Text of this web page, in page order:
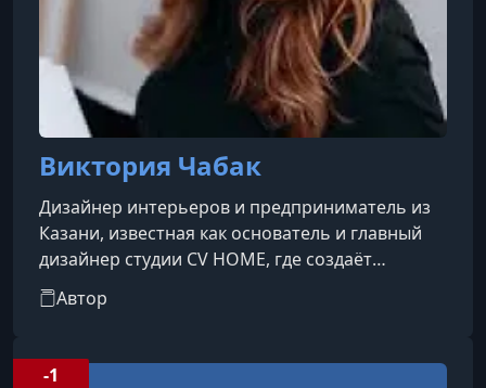
Виктория Чабак
Дизайнер интерьеров и предприниматель из
Казани, известная как основатель и главный
дизайнер студии CV HOME, где создаёт
продуманные, отражающие личность
заказчиков пространства вне модных трендов.
Автор
-1